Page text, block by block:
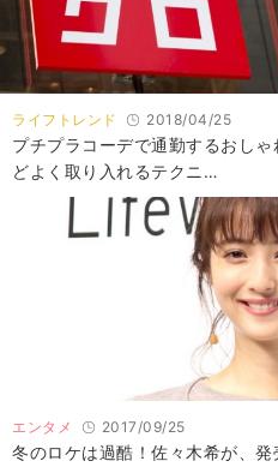
ライフトレンド 2018/04/25
プチプラコーデで通勤するおし
どよく取り入れるテクニ…
エンタメ 2017/09/25
冬のロケは過酷！佐々木希が、